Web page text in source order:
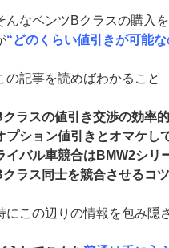
んなベンツBクラスの購入
“どのくらい値引きが可能な
の記事を読めばわかること
クラスの値引き交渉の効率
プション値引きとオマケし
イバル車競合はBMW2シリ
クラス同士を競合させるコツ
にこの辺りの情報を包み隠